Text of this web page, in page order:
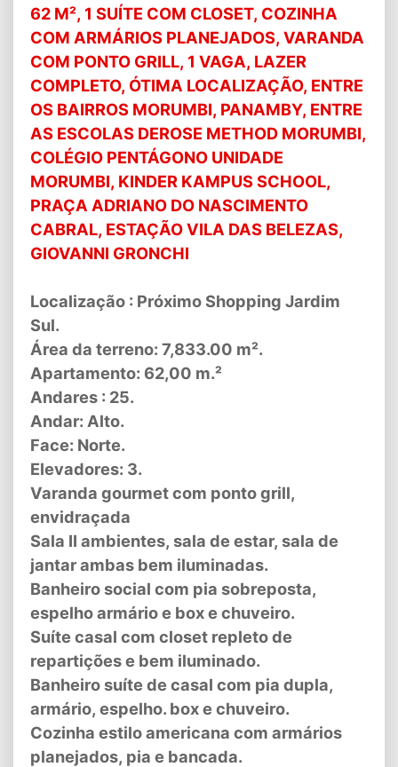
62 M², 1 SUÍTE COM CLOSET, COZINHA
COM ARMÁRIOS PLANEJADOS, VARANDA
COM PONTO GRILL, 1 VAGA, LAZER
COMPLETO, ÓTIMA LOCALIZAÇÃO, ENTRE
OS BAIRROS MORUMBI, PANAMBY, ENTRE
AS ESCOLAS DEROSE METHOD MORUMBI,
COLÉGIO PENTÁGONO UNIDADE
MORUMBI, KINDER KAMPUS SCHOOL,
PRAÇA ADRIANO DO NASCIMENTO
CABRAL, ESTAÇÃO VILA DAS BELEZAS,
GIOVANNI GRONCHI
Localização : Próximo Shopping Jardim
Sul.
Área da terreno: 7,833.00 m².
Apartamento: 62,00 m.²
Andares : 25.
Andar: Alto.
Face: Norte.
Elevadores: 3.
Varanda gourmet com ponto grill,
envidraçada
Sala II ambientes, sala de estar, sala de
jantar ambas bem iluminadas.
Banheiro social com pia sobreposta,
espelho armário e box e chuveiro.
Suíte casal com closet repleto de
repartições e bem iluminado.
Banheiro suíte de casal com pia dupla,
armário, espelho. box e chuveiro.
Cozinha estilo americana com armários
planejados, pia e bancada.